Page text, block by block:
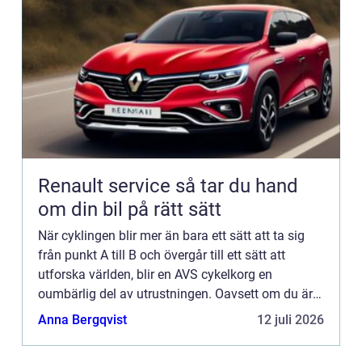
Renault service så tar du hand
om din bil på rätt sätt
När cyklingen blir mer än bara ett sätt att ta sig
från punkt A till B och övergår till ett sätt att
utforska världen, blir en AVS cykelkorg en
oumbärlig del av utrustningen. Oavsett om du är
en var...
Anna Bergqvist 12 juli 2026